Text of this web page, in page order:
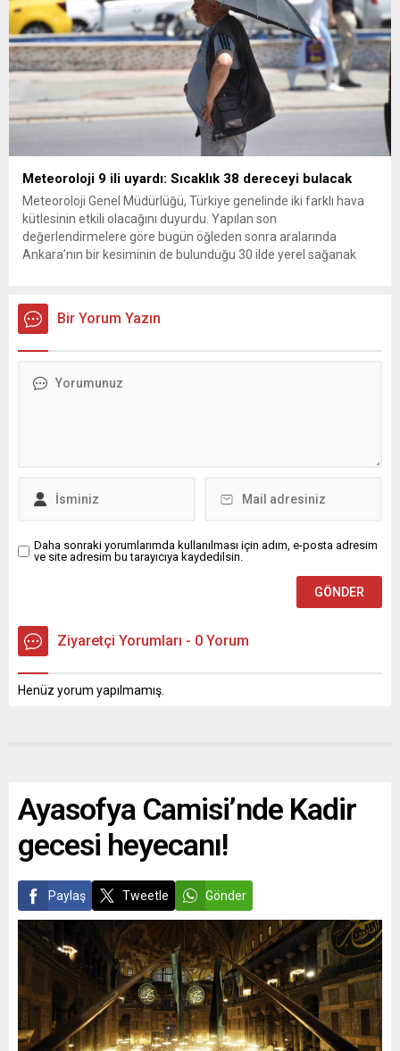
Meteoroloji 9 ili uyardı: Sıcaklık 38 dereceyi bulacak
Meteoroloji Genel Müdürlüğü, Türkiye genelinde iki farklı hava
kütlesinin etkili olacağını duyurdu. Yapılan son
değerlendirmelere göre bugün öğleden sonra aralarında
Ankara’nın bir kesiminin de bulunduğu 30 ilde yerel sağanak
üzerine çıkarak yaz değerlerine ulaşacak. Ayrıca...
Bir Yorum Yazın
Daha sonraki yorumlarımda kullanılması için adım, e-posta adresim
ve site adresim bu tarayıcıya kaydedilsin.
Ziyaretçi Yorumları - 0 Yorum
Henüz yorum yapılmamış.
Ayasofya Camisi’nde Kadir
gecesi heyecanı!
Paylaş Tweetle Gönder